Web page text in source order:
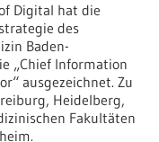
Digital hat die
des
Baden-
„Chief Information
ausgezeichnet. Zu
Heidelberg,
Fakultäten